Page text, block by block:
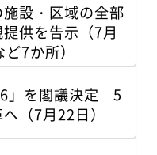
設・区域の全部
供を告示（7月
7か所）
」を閣議決定 5
（7月22日）